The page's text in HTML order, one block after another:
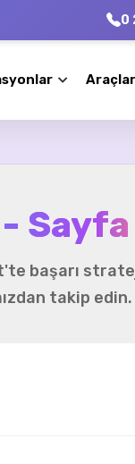
0
Araçlar
başarı
takip edin.